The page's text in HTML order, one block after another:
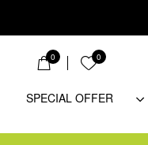
0 הרשימה שלי
0
SPECIAL OFFER